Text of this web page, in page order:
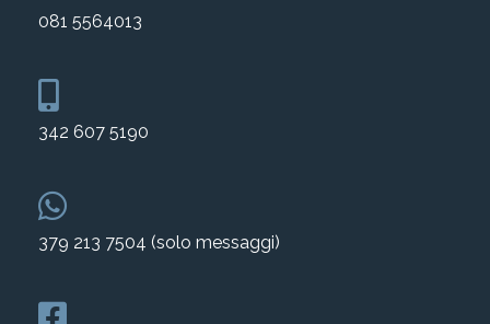
081 5564013
342 607 5190
379 213 7504 (solo messaggi)